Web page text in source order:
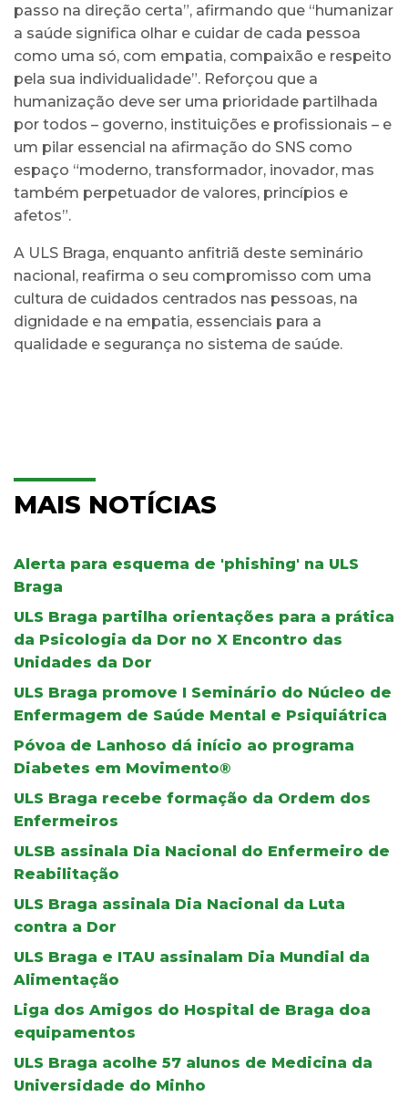
passo na direção certa”, afirmando que “humanizar
a saúde significa olhar e cuidar de cada pessoa
como uma só, com empatia, compaixão e respeito
pela sua individualidade”. Reforçou que a
humanização deve ser uma prioridade partilhada
por todos – governo, instituições e profissionais – e
um pilar essencial na afirmação do SNS como
espaço “moderno, transformador, inovador, mas
também perpetuador de valores, princípios e
afetos”.
A ULS Braga, enquanto anfitriã deste seminário
nacional, reafirma o seu compromisso com uma
cultura de cuidados centrados nas pessoas, na
dignidade e na empatia, essenciais para a
qualidade e segurança no sistema de saúde.
MAIS NOTÍCIAS
Alerta para esquema de 'phishing' na ULS
Braga
ULS Braga partilha orientações para a prática
da Psicologia da Dor no X Encontro das
Unidades da Dor
ULS Braga promove I Seminário do Núcleo de
Enfermagem de Saúde Mental e Psiquiátrica
Póvoa de Lanhoso dá início ao programa
Diabetes em Movimento®
ULS Braga recebe formação da Ordem dos
Enfermeiros
ULSB assinala Dia Nacional do Enfermeiro de
Reabilitação
ULS Braga assinala Dia Nacional da Luta
contra a Dor
ULS Braga e ITAU assinalam Dia Mundial da
Alimentação
Liga dos Amigos do Hospital de Braga doa
equipamentos
ULS Braga acolhe 57 alunos de Medicina da
Universidade do Minho